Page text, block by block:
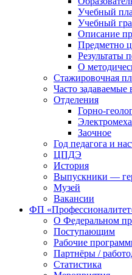
Учебный
Учебный
Описание
Предметно
Результаты
О
Стажировочная
Часто задаваемые
Отделения
Горно-
Заочное
Год педагога и
ЦПДЭ
История
Выпускники —
Музей
Вакансии
ФП
О Федеральном
Поступающим
Рабочие
Партнёры /
Статистика